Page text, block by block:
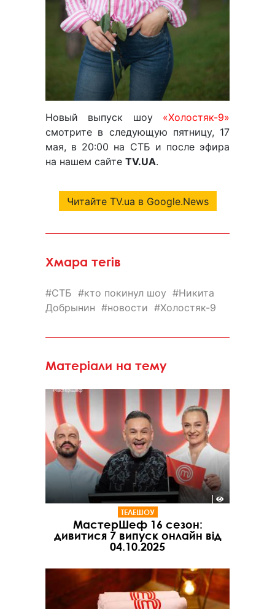
Новый выпуск шоу «Холостяк-9»
смотрите в следующую пятницу, 17
мая, в 20:00 на СТБ и после эфира
на нашем сайте TV.UA.
Читайте TV.ua в Google.News
Хмара тегів
СТБ кто покинул шоу
Никита
Добрынин
новости Холостяк-9
Матеріали на тему
ТЕЛЕШОУ
МастерШеф 16 сезон:
дивитися 7 випуск онлайн від
04.10.2025